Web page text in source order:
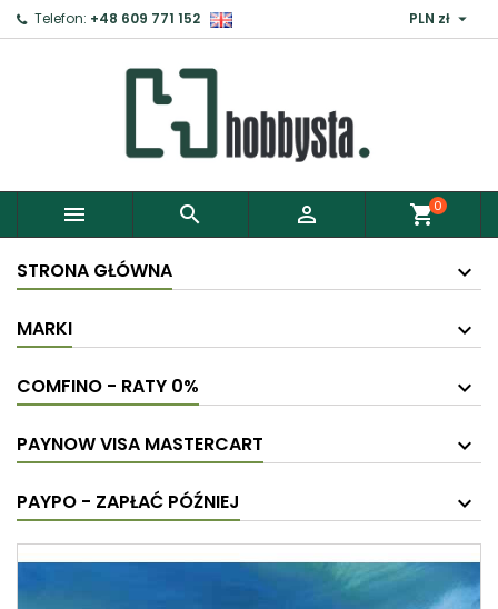
Telefon: +48 609 771 152 PLN zł 
   shopping_cart0
STRONA GŁÓWNA
MARKI
COMFINO - RATY 0%
PAYNOW VISA MASTERCART
PAYPO - ZAPŁAĆ PÓŹNIEJ